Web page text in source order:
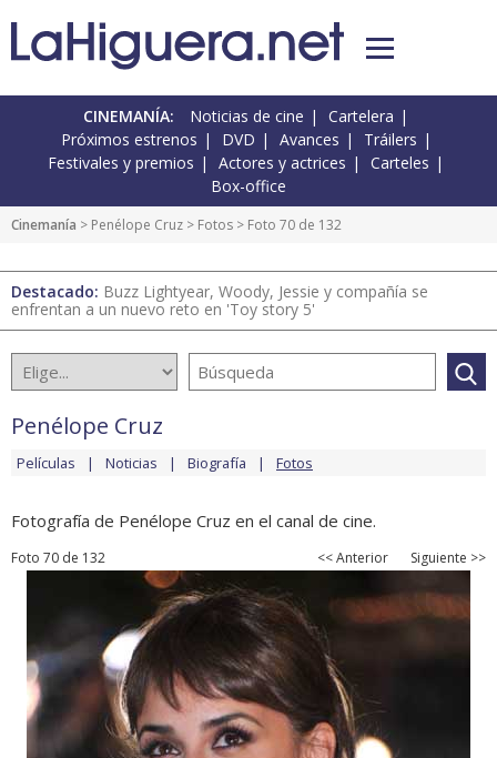
CINEMANÍA: Noticias de cine
Cartelera
Próximos estrenos
DVD Avances
Tráilers
Festivales y premios
Actores y actrices
Carteles
Box-office
Cinemanía > Penélope Cruz > Fotos > Foto 70 de 132
Destacado: Buzz Lightyear, Woody, Jessie y compañía se
enfrentan a un nuevo reto en 'Toy story 5'
Penélope Cruz
Películas Noticias Biografía Fotos
Fotografía de Penélope Cruz en el canal de cine.
Foto 70 de 132 << Anterior Siguiente >>